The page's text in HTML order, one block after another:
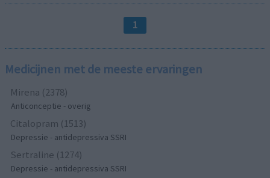
1
Medicijnen met de meeste ervaringen
Mirena (2378)
Anticonceptie - overig
Citalopram (1513)
Depressie - antidepressiva SSRI
Sertraline (1274)
Depressie - antidepressiva SSRI